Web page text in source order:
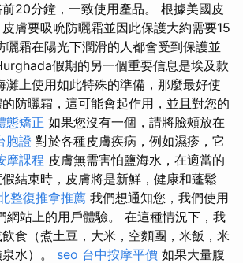
20分鐘，一致使用產品。 根據美國皮
膚要吸吮防曬霜並因此保護大約需要15
曬霜在陽光下潤滑的人都會受到保護並
假期的另一個重要信息是埃及款
灘上使用如此特殊的準備，那麼最好使
防曬霜，這可能會起作用，並且對您的
態矯正 如果您沒有一個，請將臉頰放在
胞證 對於各種皮膚疾病，例如濕疹，它
摩課程 皮膚無需害怕鹽海水，在適當的
結束時，皮膚將是新鮮，健康和蓬鬆
整復推拿推薦 我們想通知您，我們使用
網站上的用戶體驗。 在這種情況下，我
食（煮土豆，大米，空麵團，米飯，米
水）。 seo 台中按摩平價 如果大量腹